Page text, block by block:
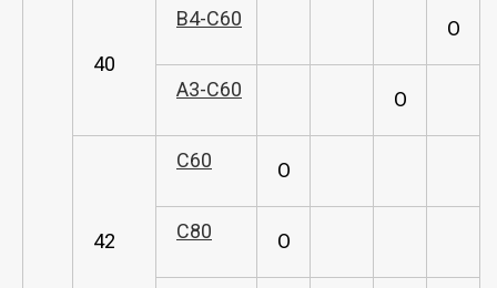
40
B4-C60 O
A3-C60 O
42
C60 O
C80 O